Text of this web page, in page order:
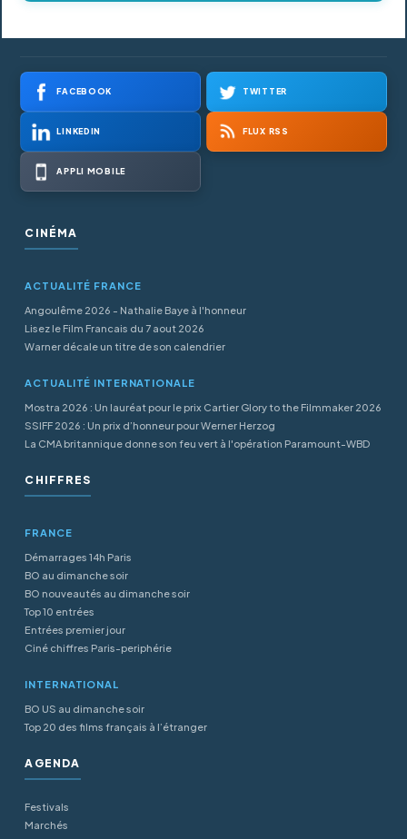
FACEBOOK TWITTER
LINKEDIN FLUX RSS
APPLI MOBILE
CINÉMA
ACTUALITÉ FRANCE
Angoulême 2026 - Nathalie Baye à l'honneur
Lisez le Film Francais du 7 aout 2026
Warner décale un titre de son calendrier
ACTUALITÉ INTERNATIONALE
Mostra 2026 : Un lauréat pour le prix Cartier Glory to the Filmmaker 2026
SSIFF 2026 : Un prix d’honneur pour Werner Herzog
La CMA britannique donne son feu vert à l'opération Paramount-WBD
CHIFFRES
FRANCE
Démarrages 14h Paris
BO au dimanche soir
BO nouveautés au dimanche soir
Top 10 entrées
Entrées premier jour
Ciné chiffres Paris-periphérie
INTERNATIONAL
BO US au dimanche soir
Top 20 des films français à l’étranger
AGENDA
Festivals
Marchés